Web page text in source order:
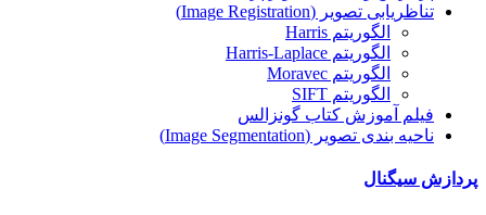
تناظریابی تصویر (Image Registration)
الگوریتم Harris
الگوریتم Harris-Laplace
الگوریتم Moravec
الگوریتم SIFT
فیلم آموزش کتاب گونزالس
ناحیه بندی تصویر (Image Segmentation)
پردازش سیگنال